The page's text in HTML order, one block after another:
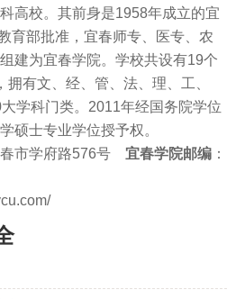
高校。其前身是1958年成立的宜
育部批准，宜春师专、医专、农
建为宜春学院。学校共设有19个
有文、经、管、法、理、工、
学科门类。2011年经国务院学位
硕士专业学位授予权。
春市学府路576号 宜春学院邮编 ：